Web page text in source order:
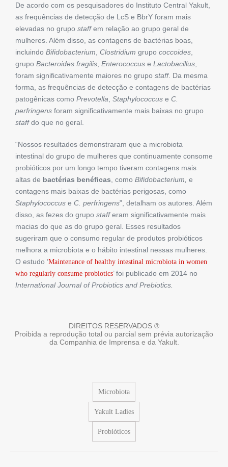
De acordo com os pesquisadores do Instituto Central Yakult,
as frequências de detecção de LcS e BbrY foram mais
elevadas no grupo staffem relação ao grupo geral de
mulheres. Além disso, as contagens de bactérias boas,
incluindo Bifidobacterium, Clostridium grupo coccoides,
grupo Bacteroides fragilis, Enterococcus e Lactobacillus,
foram significativamente maiores no grupo staff. Da mesma
forma, as frequências de detecção e contagens de bactérias
patogênicas como Prevotella, Staphylococcus e C.
perfringens foram significativamente mais baixas no grupo
staffdo que no geral.
“Nossos resultados demonstraram que a microbiota
intestinal do grupo de mulheres que continuamente consome
probióticos por um longo tempo tiveram contagens mais
altas de bactérias benéficas, como Bifidobacterium, e
contagens mais baixas de bactérias perigosas, como
Staphylococcus e C. perfringens”, detalham os autores. Além
disso, as fezes do grupo stafferam significativamente mais
macias do que as do grupo geral. Esses resultados
sugeriram que o consumo regular de produtos probióticos
melhora a microbiota e o hábito intestinal nessas mulheres.
O estudo ‘Maintenance of healthy intestinal microbiota in women
who regularly consume probiotics’ foi publicado em 2014 no
International Journal of Probiotics and Prebiotics.
DIREITOS RESERVADOS ®
Proibida a reprodução total ou parcial sem prévia autorização
da Companhia de Imprensa e da Yakult.
Microbiota
Yakult Ladies
Probióticos